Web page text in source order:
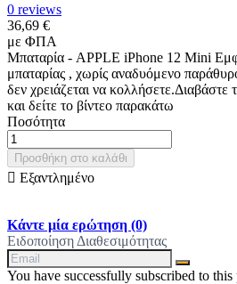
0 reviews
36,69 €
με ΦΠΑ
Μπαταρία - APPLE iPhone 12 Mini
μπαταρίας , χωρίς αναδυόμενο
δεν χρειάζεται να κολλήσετε.Διαβάστε
και δείτε το βίντεο παρακάτω
Ποσότητα
Προσθήκη στο καλάθι
 Εξαντλημένο
Κάντε μία ερώτηση (0)
Ειδοποίηση Διαθεσιμότητας
You have successfully subscribed to this